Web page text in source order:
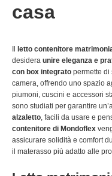
casa
Il letto contenitore
desidera unire eleganza e
con box integrato permette di
camera, offrendo uno spazio
piumoni, cuscini e accessori
sono studiati per garantire
alzaletto, facili da usare e
contenitore di Mondoflex
assicurare solidità e comfort
il materasso più adatto alle